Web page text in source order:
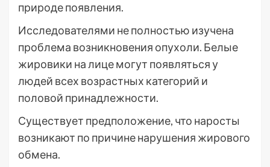
природе появления.
Исследователями не полностью изучена
проблема возникновения опухоли. Белые
жировики на лице могут появляться у
людей всех возрастных категорий и
половой принадлежности.
Существует предположение, что наросты
возникают по причине нарушения жирового
обмена.